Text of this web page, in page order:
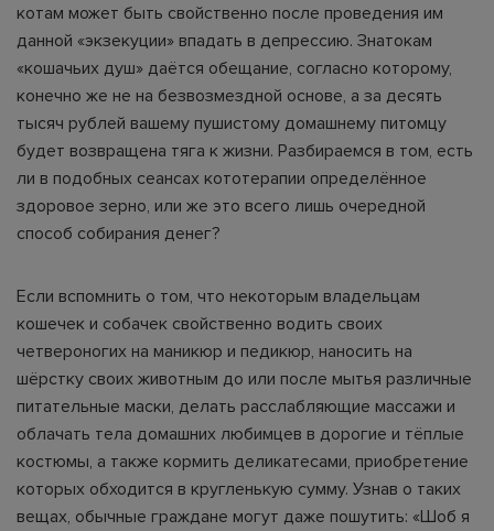
котам может быть свойственно после проведения им
данной «экзекуции» впадать в депрессию. Знатокам
«кошачьих душ» даётся обещание, согласно которому,
конечно же не на безвозмездной основе, а за десять
тысяч рублей вашему пушистому домашнему питомцу
будет возвращена тяга к жизни. Разбираемся в том, есть
ли в подобных сеансах кототерапии определённое
здоровое зерно, или же это всего лишь очередной
способ собирания денег?
Если вспомнить о том, что некоторым владельцам
кошечек и собачек свойственно водить своих
четвероногих на маникюр и педикюр, наносить на
шёрстку своих животным до или после мытья различные
питательные маски, делать расслабляющие массажи и
облачать тела домашних любимцев в дорогие и тёплые
костюмы, а также кормить деликатесами, приобретение
которых обходится в кругленькую сумму. Узнав о таких
вещах, обычные граждане могут даже пошутить: «Шоб я